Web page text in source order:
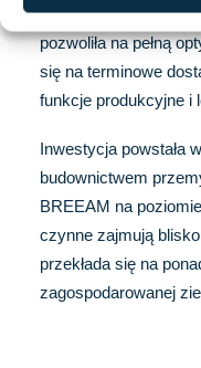
w formule
pozwoliła na pełną
się na terminowe
funkcje produkcyjne i
Inwestycja powstała
budownictwem
BREEAM na
czynne zajmują
przekłada się na
zagospodarowanej